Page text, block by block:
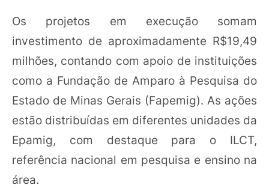
Os projetos em execução somam
investimento de aproximadamente R$19,49
milhões, contando com apoio de instituições
como a Fundação de Amparo à Pesquisa do
Estado de Minas Gerais (Fapemig). As ações
estão distribuídas em diferentes unidades da
Epamig, com destaque para o ILCT,
referência nacional em pesquisa e ensino na
área.